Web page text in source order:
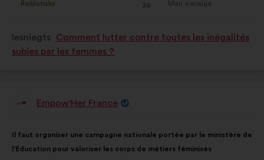
kā:
s)
Reālistisks
: 36
reize(-
kā:
s)
Man vienalga
:reize(-
Iesniegts
Comment lutter contre toutes les inégalités
subies par les femmes ?
PriekšlikumuEmpow'Her France
saturs:
Il faut organiser une campagne nationale portée par le ministère de
l’Éducation pour valoriser les corps de métiers féminisés
ir
šāds: